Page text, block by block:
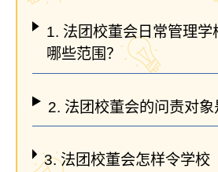
1. 法团校董会日常管理学
哪些范围？
2. 法团校董会的问责对象
3. 法团校董会怎样令学校